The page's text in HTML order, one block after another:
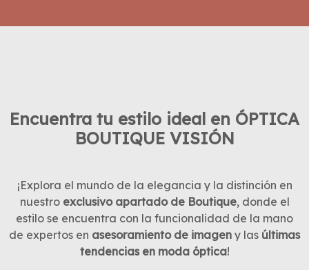
Encuentra tu estilo ideal en ÓPTICA
BOUTIQUE VISIÓN
¡Explora el mundo de la elegancia y la distinción en
nuestro exclusivo apartado de Boutique, donde el
estilo se encuentra con la funcionalidad de la mano
de expertos en asesoramiento de imagen y las últimas
tendencias en moda óptica!